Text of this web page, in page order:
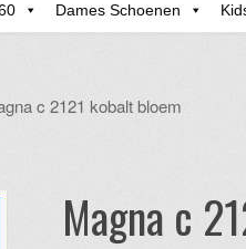
Dames Schoenen
c 2121 kobalt bloem
Magna c